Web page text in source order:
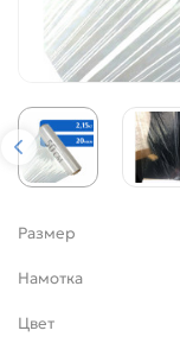
Размер
Намотка
Цвет